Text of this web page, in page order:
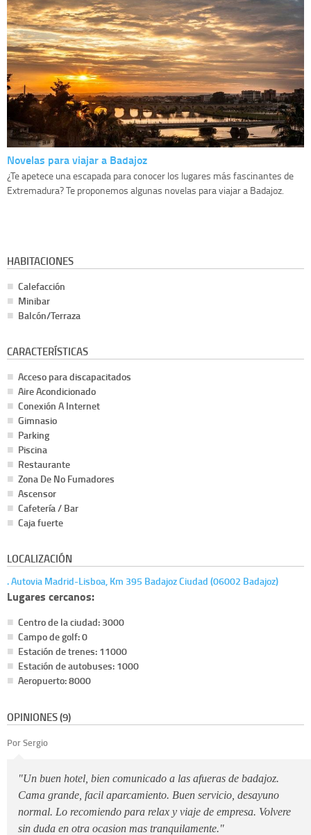
Novelas para viajar a Badajoz
¿Te apetece una escapada para conocer los lugares más fascinantes de
Extremadura? Te proponemos algunas novelas para viajar a Badajoz.
HABITACIONES
Calefacción
Minibar
Balcón/Terraza
CARACTERÍSTICAS
Acceso para discapacitados
Aire Acondicionado
Conexión A Internet
Gimnasio
Parking
Piscina
Restaurante
Zona De No Fumadores
Ascensor
Cafetería / Bar
Caja fuerte
LOCALIZACIÓN
. Autovia Madrid-Lisboa, Km 395 Badajoz Ciudad (06002 Badajoz)
Lugares cercanos:
Centro de la ciudad: 3000
Campo de golf: 0
Estación de trenes: 11000
Estación de autobuses: 1000
Aeropuerto: 8000
OPINIONES (9)
Por Sergio
"Un buen hotel, bien comunicado a las afueras de badajoz.
Cama grande, facil aparcamiento. Buen servicio, desayuno
normal. Lo recomiendo para relax y viaje de empresa. Volvere
sin duda en otra ocasion mas tranquilamente."